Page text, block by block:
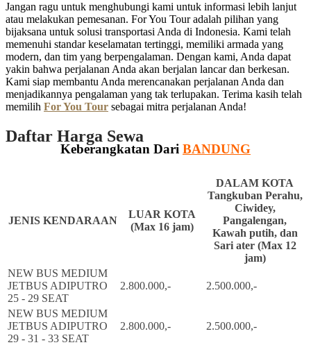
Jangan ragu untuk menghubungi kami untuk informasi lebih lanjut
atau melakukan pemesanan. For You Tour adalah pilihan yang
bijaksana untuk solusi transportasi Anda di Indonesia. Kami telah
memenuhi standar keselamatan tertinggi, memiliki armada yang
modern, dan tim yang berpengalaman. Dengan kami, Anda dapat
yakin bahwa perjalanan Anda akan berjalan lancar dan berkesan.
Kami siap membantu Anda merencanakan perjalanan Anda dan
menjadikannya pengalaman yang tak terlupakan. Terima kasih telah
memilih For You Tour sebagai mitra perjalanan Anda!
Daftar Harga Sewa
Keberangkatan Dari BANDUNG
JENIS KENDARAAN
LUAR KOTA
(Max 16 jam)
DALAM KOTA
Tangkuban Perahu,
Ciwidey,
Pangalengan,
Kawah putih, dan
Sari ater (Max 12
jam)
NEW BUS MEDIUM
JETBUS ADIPUTRO
25 - 29 SEAT
2.800.000,- 2.500.000,-
NEW BUS MEDIUM
JETBUS ADIPUTRO
29 - 31 - 33 SEAT
2.800.000,- 2.500.000,-